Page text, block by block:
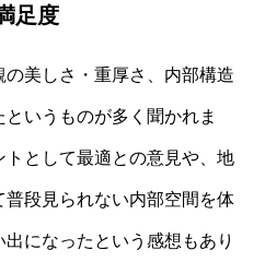
足度
美しさ・重厚さ、内部構造
いうものが多く聞かれま
として最適との意見や、地
段見られない内部空間を体
になったという感想もあり